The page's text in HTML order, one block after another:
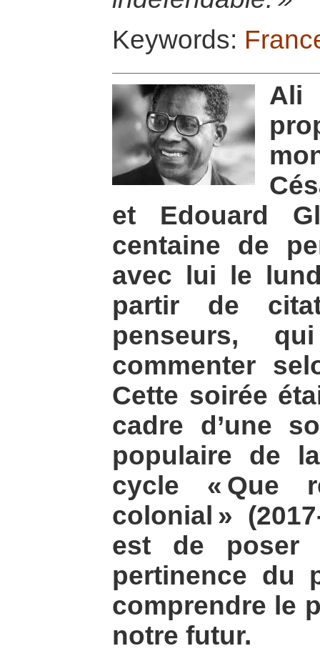
Keywords:
et Edouard
centaine de
avec lui le
partir de
penseurs,
commenter
Cette soirée
cadre d’une
populaire de
cycle « Que
colonial »
est de poser
pertinence du
comprendre le
notre futur.